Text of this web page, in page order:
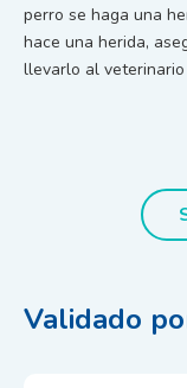
perro se haga una
hace una herida,
llevarlo al veterinario
Validado